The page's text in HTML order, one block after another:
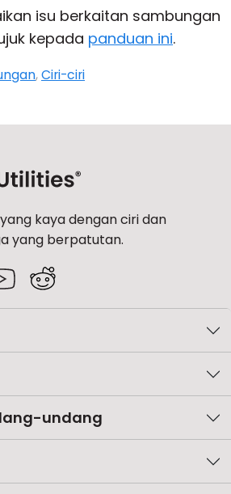
isu berkaitan sambungan
kepada panduan ini.
,Ciri-ciri
kaya dengan ciri dan
yang berpatutan.
undang